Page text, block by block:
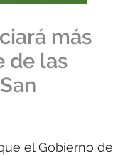
más
de las
el Gobierno de